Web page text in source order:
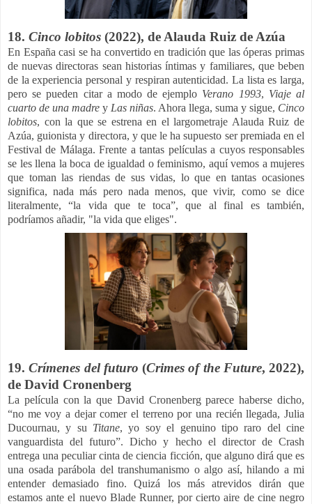
18. Cinco lobitos (2022), de Alauda Ruiz de Azúa
En España casi se ha convertido en tradición que las óperas primas
de nuevas directoras sean historias íntimas y familiares, que beben
de la experiencia personal y respiran autenticidad. La lista es larga,
pero se pueden citar a modo de ejemplo Verano 1993, Viaje al
cuarto de una madre y Las niñas. Ahora llega, suma y sigue, Cinco
lobitos, con la que se estrena en el largometraje Alauda Ruiz de
Azúa, guionista y directora, y que le ha supuesto ser premiada en el
Festival de Málaga.Frente a tantas películas a cuyos responsables
se les llena la boca de igualdad o feminismo, aquí vemos a mujeres
que toman las riendas de sus vidas, lo que en tantas ocasiones
significa, nada más pero nada menos, que vivir, como se dice
literalmente, “la vida que te toca”, que al final es también,
podríamos añadir, "la vida que eliges".
19.Crímenes del futuro (Crimes of the Future, 2022),
de David Cronenberg
La película con la que David Cronenberg parece haberse dicho,
“no me voy a dejar comer el terreno por una recién llegada, Julia
Ducournau, y su Titane, yo soy el genuino tipo raro del cine
vanguardista del futuro”. Dicho y hecho el director de Crash
entrega una peculiar cinta de ciencia ficción, que alguno dirá que es
una osada parábola del transhumanismo o algo así, hilando a mi
entender demasiado fino. Quizá los más atrevidos dirán que
estamos ante el nuevo Blade Runner, por cierto aire de cine negro